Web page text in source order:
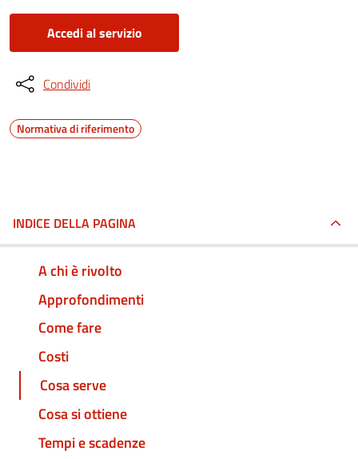
Accedi al servizio
Condividi
Normativa di riferimento
INDICE DELLA PAGINA
A chi è rivolto
Approfondimenti
Come fare
Costi
Cosa serve
Cosa si ottiene
Tempi e scadenze